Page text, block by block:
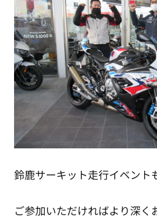
鈴鹿サーキット走行イベント
ご参加いただければより深く